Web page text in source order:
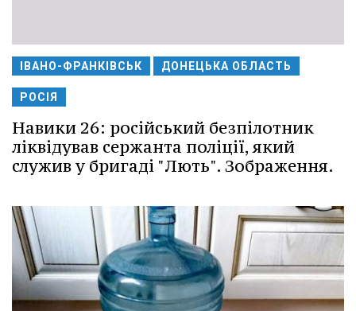
ІВАНО-ФРАНКІВСЬК ДОНЕЦЬКА ОБЛАСТЬ
РОСІЯ
Навики 26: російський безпілотник
ліквідував сержанта поліції, який
служив у бригаді "Лють". Зображення.